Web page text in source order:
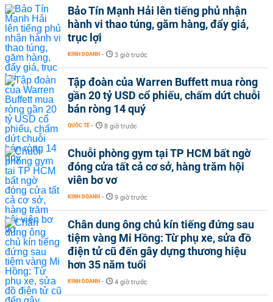
Bảo Tín Mạnh Hải lên tiếng phủ nhận
hành vi thao túng, găm hàng, đẩy giá,
trục lợi
KINH DOANH - 3 giờ trước
Tập đoàn của Warren Buffett mua ròng
gần 20 tỷ USD cổ phiếu, chấm dứt chuỗi
bán ròng 14 quý
QUỐC TẾ - 8 giờ trước
Chuỗi phòng gym tại TP HCM bất ngờ
đóng cửa tất cả cơ sở, hàng trăm hội
viên bơ vơ
KINH DOANH - 9 giờ trước
Chân dung ông chủ kín tiếng đứng sau
tiệm vàng Mi Hồng: Từ phụ xe, sửa đồ
điện tử cũ đến gây dựng thương hiệu
hơn 35 năm tuổi
KINH DOANH - 4 giờ trước